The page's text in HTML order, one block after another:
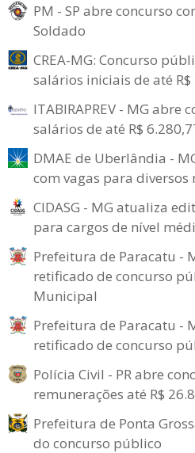
PM - SP abre concurso
Soldado
CREA-MG: Concurso
salários iniciais de até R$
ITABIRAPREV - MG abre
salários de até R$
DMAE de Uberlândia -
com vagas para diversos
CIDASG - MG atualiza
para cargos de nível
Prefeitura de Paracatu -
retificado de concurso
Municipal
Prefeitura de Paracatu -
retificado de concurso
Polícia Civil - PR abre
remunerações até R$
Prefeitura de Ponta
do concurso público